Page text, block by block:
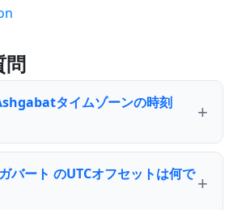
問
タイムゾーンの時刻
バート のUTCオフセットは何で